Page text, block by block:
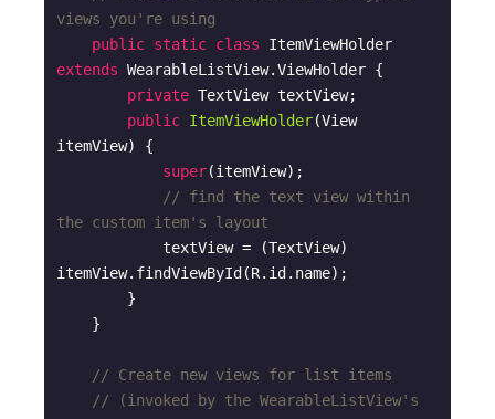
views you're using
public static class
ItemViewHolder
extends WearableListView.ViewHolder {
private TextView textView;
public ItemViewHolder(View
itemView)
{
super(itemView);
// find the text view within
the custom item's layout
itemView.findViewById(R.id.name);
// Create new views for list items
// (invoked by the WearableListView's